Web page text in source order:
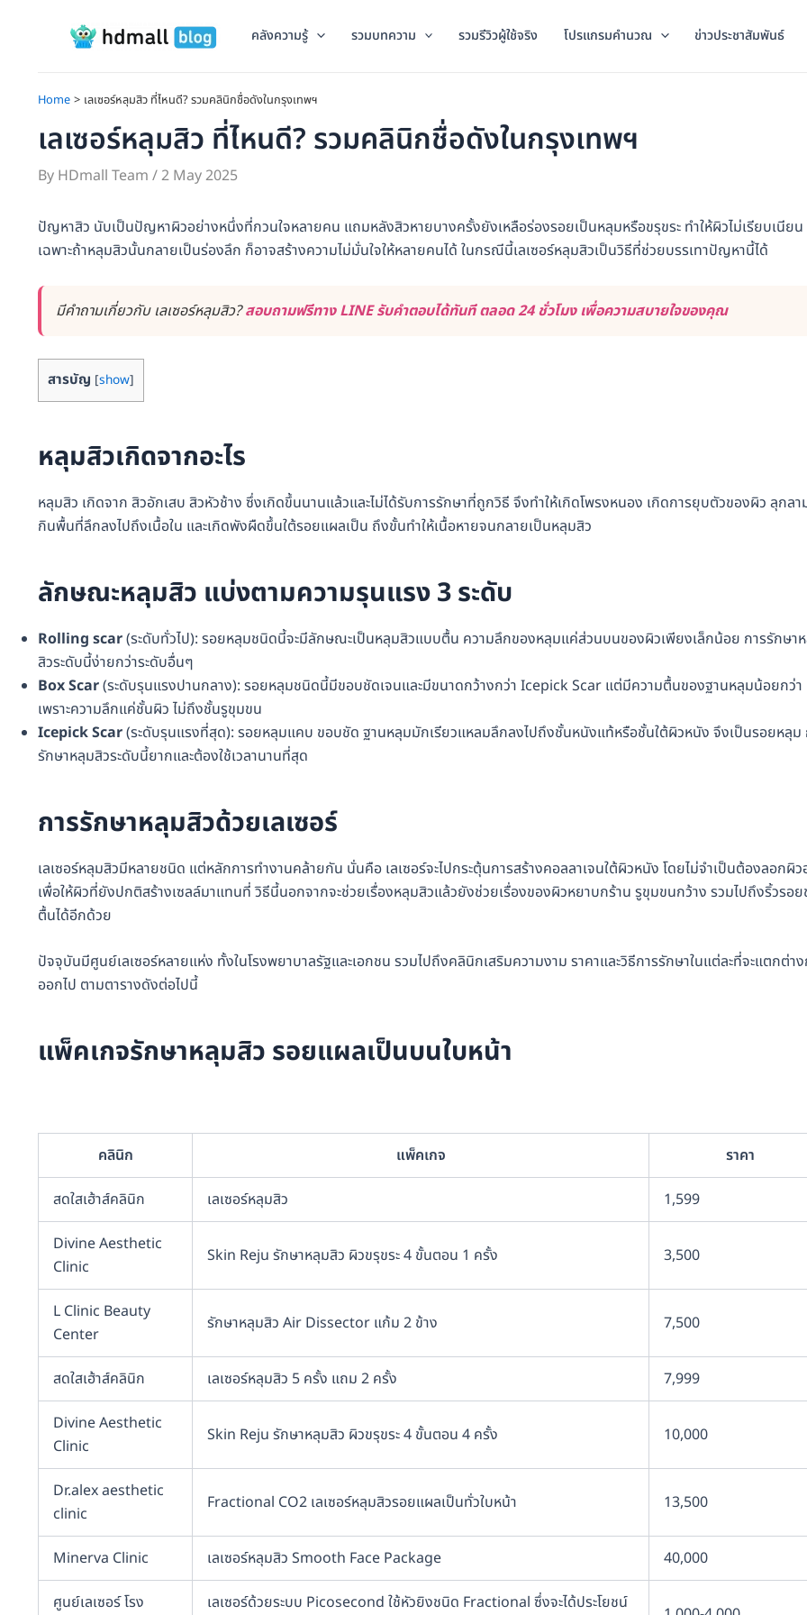
คลังความรู้ รวมบทความ รวมรีวิวผู้ใช้จริง โปรแกรมคำนวณ ข่าวประชาสัมพันธ์
Home เลเซอร์หลุมสิว ที่ไหนดี? รวมคลินิกชื่อดังในกรุงเทพฯ
เลเซอร์หลุมสิว ที่ไหนดี? รวมคลินิกชื่อดังในกรุงเทพฯ
By HDmall Team /2 May 2025
ปัญหาสิว นับเป็นปัญหาผิวอย่างหนึ่งที่กวนใจหลายคน แถมหลังสิวหายบางครั้งยังเหลือร่องรอยเป็นหลุมหรือขรุขระ ทำให้ผิวไม่เรียบเนียน
เฉพาะถ้าหลุมสิวนั้นกลายเป็นร่องลึก ก็อาจสร้างความไม่มั่นใจให้หลายคนได้ ในกรณีนี้เลเซอร์หลุมสิวเป็นวิธีที่ช่วยบรรเทาปัญหานี้ได้
มีคำถามเกี่ยวกับ เลเซอร์หลุมสิว?สอบถามฟรีทาง LINE รับคำตอบได้ทันที ตลอด 24 ชั่วโมง เพื่อความสบายใจของคุณ
สารบัญ [show]
หลุมสิวเกิดจากอะไร
หลุมสิว เกิดจาก สิวอักเสบ สิวหัวช้าง ซึ่งเกิดขึ้นนานแล้วและไม่ได้รับการรักษาที่ถูกวิธี จึงทำให้เกิดโพรงหนอง เกิดการยุบตัวของผิว ลุกล
กินพื้นที่ลึกลงไปถึงเนื้อใน และเกิดพังผืดขึ้นใต้รอยแผลเป็น ถึงขั้นทำให้เนื้อหายจนกลายเป็นหลุมสิว
ลักษณะหลุมสิว แบ่งตามความรุนแรง 3 ระดับ
Rolling scar(ระดับทั่วไป): รอยหลุมชนิดนี้จะมีลักษณะเป็นหลุมสิวแบบตื้น ความลึกของหลุมแค่ส่วนบนของผิวเพียงเล็กน้อย การรักษา
สิวระดับนี้ง่ายกว่าระดับอื่นๆ
Box Scar(ระดับรุนแรงปานกลาง): รอยหลุมชนิดนี้มีขอบชัดเจนและมีขนาดกว้างกว่า Icepick Scar แต่มีความตื้นของฐานหลุมน้อยกว่า
เพราะความลึกแค่ชั้นผิว ไม่ถึงชั้นรูขุมขน
Icepick Scar(ระดับรุนแรงที่สุด): รอยหลุมแคบ ขอบชัด ฐานหลุมมักเรียวแหลมลึกลงไปถึงชั้นหนังแท้หรือชั้นใต้ผิวหนัง จึงเป็นรอยหลุม
รักษาหลุมสิวระดับนี้ยากและต้องใช้เวลานานที่สุด
การรักษาหลุมสิวด้วยเลเซอร์
เลเซอร์หลุมสิวมีหลายชนิด แต่หลักการทำงานคล้ายกัน นั่นคือ เลเซอร์จะไปกระตุ้นการสร้างคอลลาเจนใต้ผิวหนัง โดยไม่จำเป็นต้องลอกผิ
เพื่อให้ผิวที่ยังปกติสร้างเซลล์มาแทนที่ วิธีนี้นอกจากจะช่วยเรื่องหลุมสิวแล้วยังช่วยเรื่องของผิวหยาบกร้าน รูขุมขนกว้าง รวมไปถึงริ้วรอ
ตื้นได้อีกด้วย
ปัจจุบันมีศูนย์เลเซอร์หลายแห่ง ทั้งในโรงพยาบาลรัฐและเอกชน รวมไปถึงคลินิกเสริมความงาม ราคาและวิธีการรักษาในแต่ละที่จะแตกต่า
ออกไป ตามตารางดังต่อไปนี้
แพ็คเกจรักษาหลุมสิว รอยแผลเป็นบนใบหน้า
คลินิก แพ็คเกจ ราคา
สดใสเฮ้าส์คลินิก เลเซอร์หลุมสิว 1,599
Divine Aesthetic
Clinic
Skin Reju รักษาหลุมสิว ผิวขรุขระ 4 ขั้นตอน 1 ครั้ง 3,500
L Clinic Beauty
Center
รักษาหลุมสิว Air Dissector แก้ม 2 ข้าง 7,500
สดใสเฮ้าส์คลินิก เลเซอร์หลุมสิว 5 ครั้ง แถม 2 ครั้ง 7,999
Divine Aesthetic
Clinic
Skin Reju รักษาหลุมสิว ผิวขรุขระ 4 ขั้นตอน 4 ครั้ง 10,000
Dr.alex aesthetic
clinic
Fractional CO2 เลเซอร์หลุมสิวรอยแผลเป็นทั่วใบหน้า 13,500
Minerva Clinic เลเซอร์หลุมสิว Smooth Face Package 40,000
ศูนย์เลเซอร์ โรง
เลเซอร์ด้วยระบบ Picosecond ใช้หัวยิงชนิด Fractional ซึ่งจะได้ประโยชน์